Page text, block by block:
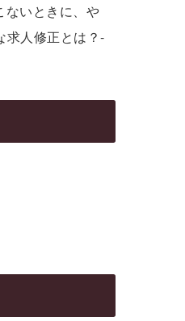
ないときに、や
求人修正とは？-